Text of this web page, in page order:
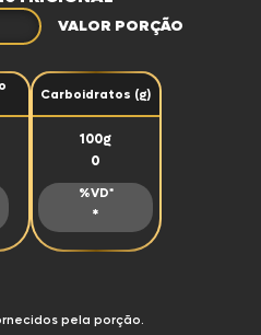
VALOR PORÇÃO
Carboidratos (g)
100g
0
%VD*
*
pela porção.